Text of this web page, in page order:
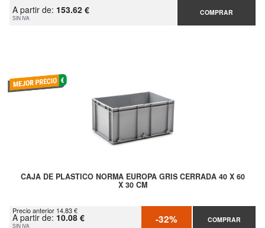
A partir de: 153.62 €
SIN IVA
COMPRAR
CAJA DE PLASTICO NORMA EUROPA GRIS CERRADA 40 X 60
X 30 CM
Precio anterior 14.83 €
A partir de: 10.08 €
SIN IVA -32% COMPRAR